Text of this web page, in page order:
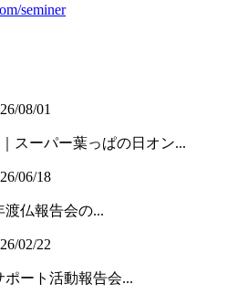
seminer
08/01
スーパー葉っぱの日オン...
06/18
渡仏報告会の...
02/22
ポート活動報告会...